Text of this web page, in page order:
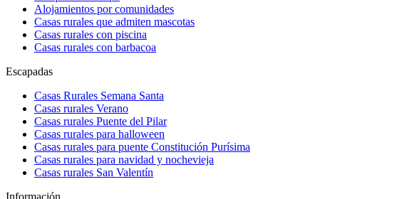
Alojamientos por comunidades
Casas rurales que admiten mascotas
Casas rurales con piscina
Casas rurales con barbacoa
Escapadas
Casas Rurales Semana Santa
Casas rurales Verano
Casas rurales Puente del Pilar
Casas rurales para halloween
Casas rurales para puente Constitución Purísima
Casas rurales para navidad y nochevieja
Casas rurales San Valentín
Información